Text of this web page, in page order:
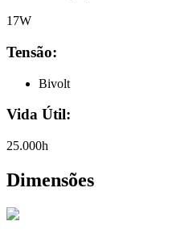
17W
Tensão:
Bivolt
Vida Útil:
25.000h
Dimensões